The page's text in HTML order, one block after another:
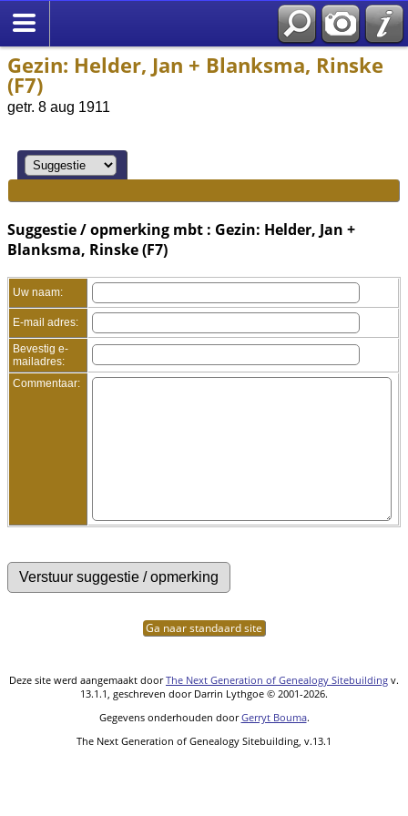
Gezin: Helder, Jan + Blanksma, Rinske
(F7)
getr. 8 aug 1911
Suggestie / opmerking mbt : Gezin: Helder, Jan +
Blanksma, Rinske (F7)
Uw naam:
E-mail adres:
Bevestig e-
mailadres:
Commentaar:
Ga naar standaard site
Deze site werd aangemaakt doorThe Next Generation of Genealogy Sitebuilding v.
13.1.1, geschreven door Darrin Lythgoe © 2001-2026.
Gegevens onderhouden doorGerryt Bouma.
The Next Generation of Genealogy Sitebuilding, v.13.1